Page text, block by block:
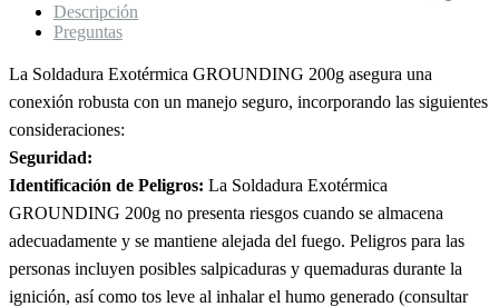
Descripción
Preguntas
La Soldadura Exotérmica GROUNDING 200g asegura una
conexión robusta con un manejo seguro, incorporando las siguientes
consideraciones:
Seguridad:
Identificación de Peligros: La Soldadura Exotérmica
GROUNDING 200g no presenta riesgos cuando se almacena
adecuadamente y se mantiene alejada del fuego. Peligros para las
personas incluyen posibles salpicaduras y quemaduras durante la
ignición, así como tos leve al inhalar el humo generado (consultar